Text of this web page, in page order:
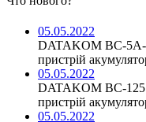
05.05.2022
DATAKOM BC-
пристрій
05.05.2022
DATAKOM BC-
пристрій
05.05.2022